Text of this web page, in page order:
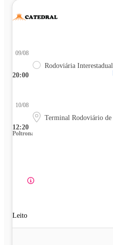
20:00
09/08
Rodoviária Interestadual
12:20
10/08
Terminal Rodoviário de
Poltrona
Leito